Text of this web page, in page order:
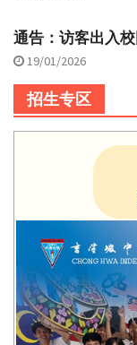
通告：访客出入
19/01/2026
招生专区